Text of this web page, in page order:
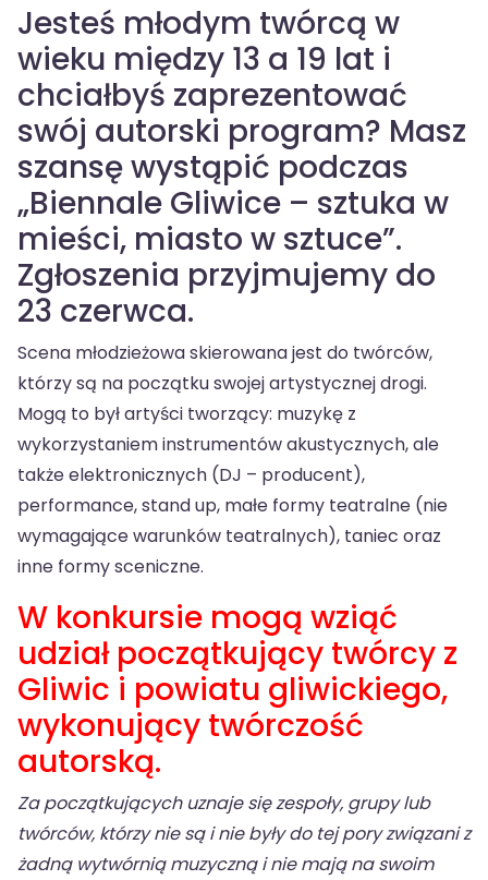
Jesteś młodym twórcą w
wieku między 13 a 19 lat i
chciałbyś zaprezentować
swój autorski program? Masz
szansę wystąpić podczas
„Biennale Gliwice – sztuka w
mieści, miasto w sztuce”.
Zgłoszenia przyjmujemy do
23 czerwca.
Scena młodzieżowa skierowana jest do twórców,
którzy są na początku swojej artystycznej drogi.
Mogą to był artyści tworzący: muzykę z
wykorzystaniem instrumentów akustycznych, ale
także elektronicznych (DJ – producent),
performance, stand up, małe formy teatralne (nie
wymagające warunków teatralnych), taniec oraz
inne formy sceniczne.
W konkursie mogą wziąć
udział początkujący twórcy z
Gliwic i powiatu gliwickiego,
wykonujący twórczość
autorską.
Za początkujących uznaje się zespoły, grupy lub
twórców, którzy nie są i nie były do tej pory związani z
żadną wytwórnią muzyczną i nie mają na swoim